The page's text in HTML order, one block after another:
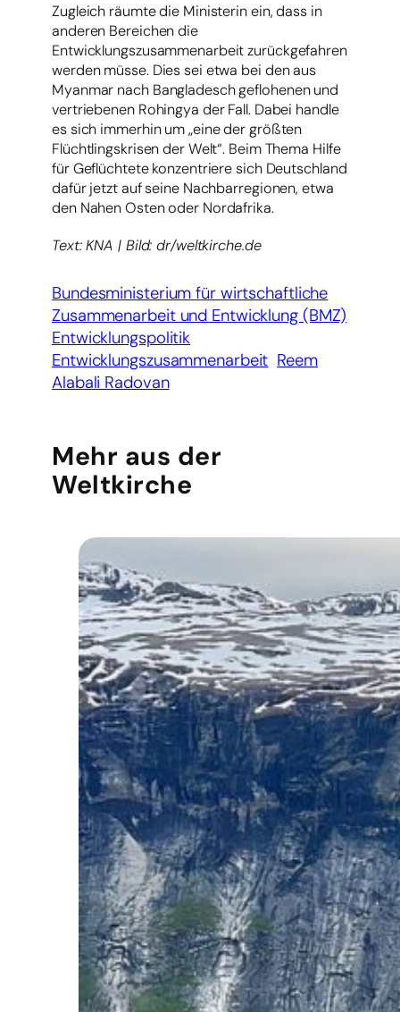
Zugleich räumte die Ministerin ein, dass in
anderen Bereichen die
Entwicklungszusammenarbeit zurückgefahren
werden müsse. Dies sei etwa bei den aus
Myanmar nach Bangladesch geflohenen und
vertriebenen Rohingya der Fall. Dabei handle
es sich immerhin um „eine der größten
Flüchtlingskrisen der Welt“. Beim Thema Hilfe
für Geflüchtete konzentriere sich Deutschland
dafür jetzt auf seine Nachbarregionen, etwa
den Nahen Osten oder Nordafrika.
Text: KNA | Bild: dr/weltkirche.de
Bundesministerium für wirtschaftliche
Zusammenarbeit und Entwicklung (BMZ)
Entwicklungspolitik
Entwicklungszusammenarbeit Reem
Alabali Radovan
Mehr aus der
Weltkirche